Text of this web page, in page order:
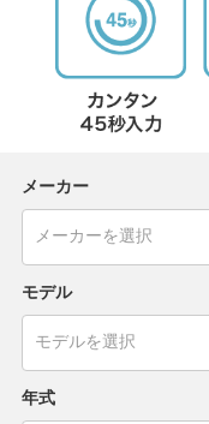
メーカー
モデル
年式